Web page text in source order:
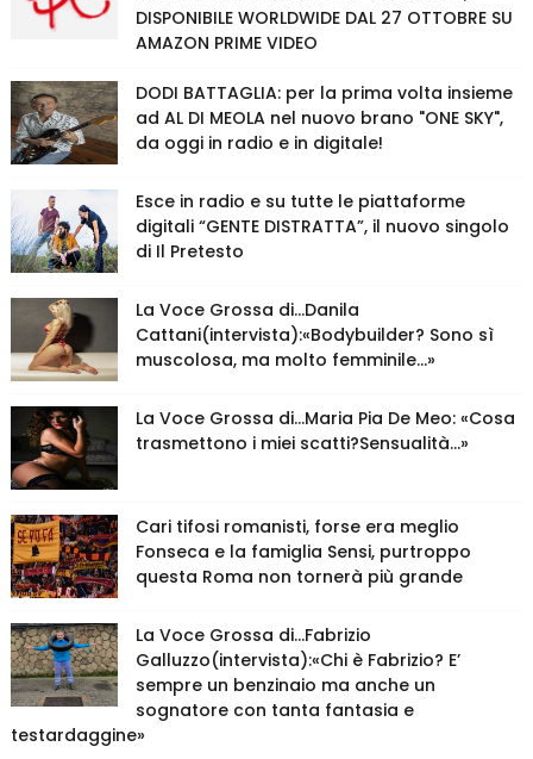
DISPONIBILE WORLDWIDE DAL 27 OTTOBRE SU
AMAZON PRIME VIDEO
DODI BATTAGLIA: per la prima volta insieme
ad AL DI MEOLA nel nuovo brano "ONE SKY",
da oggi in radio e in digitale!
Esce in radio e su tutte le piattaforme
digitali “GENTE DISTRATTA”, il nuovo singolo
di Il Pretesto
La Voce Grossa di…Danila
Cattani(intervista):«Bodybuilder? Sono sì
muscolosa, ma molto femminile…»
La Voce Grossa di…Maria Pia De Meo: «Cosa
trasmettono i miei scatti?Sensualità…»
Cari tifosi romanisti, forse era meglio
Fonseca e la famiglia Sensi, purtroppo
questa Roma non tornerà più grande
La Voce Grossa di…Fabrizio
Galluzzo(intervista):«Chi è Fabrizio? E’
sempre un benzinaio ma anche un
sognatore con tanta fantasia e
testardaggine»